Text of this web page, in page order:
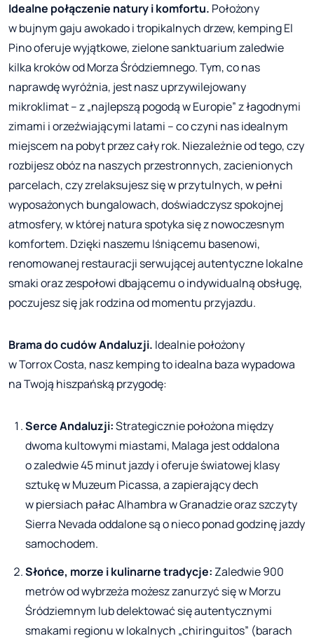
Idealne połączenie natury i komfortu. Położony
w bujnym gaju awokado i tropikalnych drzew, kemping El
Pino oferuje wyjątkowe, zielone sanktuarium zaledwie
kilka kroków od Morza Śródziemnego. Tym, co nas
naprawdę wyróżnia, jest nasz uprzywilejowany
mikroklimat – z „najlepszą pogodą w Europie” z łagodnymi
zimami i orzeźwiającymi latami – co czyni nas idealnym
miejscem na pobyt przez cały rok. Niezależnie od tego, czy
rozbijesz obóz na naszych przestronnych, zacienionych
parcelach, czy zrelaksujesz się w przytulnych, w pełni
wyposażonych bungalowach, doświadczysz spokojnej
atmosfery, w której natura spotyka się z nowoczesnym
komfortem. Dzięki naszemu lśniącemu basenowi,
renomowanej restauracji serwującej autentyczne lokalne
smaki oraz zespołowi dbającemu o indywidualną obsługę,
poczujesz się jak rodzina od momentu przyjazdu.
Brama do cudów Andaluzji. Idealnie położony
w Torrox Costa, nasz kemping to idealna baza wypadowa
na Twoją hiszpańską przygodę:
Serce Andaluzji:Strategicznie położona między
dwoma kultowymi miastami, Malaga jest oddalona
o zaledwie 45 minut jazdy i oferuje światowej klasy
sztukę w Muzeum Picassa, a zapierający dech
w piersiach pałac Alhambra w Granadzie oraz szczyty
Sierra Nevada oddalone są o nieco ponad godzinę jazdy
samochodem.
Słońce, morze i kulinarne tradycje: Zaledwie 900
metrów od wybrzeża możesz zanurzyć się w Morzu
Śródziemnym lub delektować się autentycznymi
smakami regionu w lokalnych „chiringuitos” (barach